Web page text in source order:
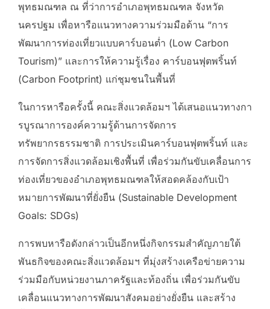
พุทธมณฑล ณ ที่ว่าการอำเภอพุทธมณฑล จังหวัด
นครปฐม เพื่อหารือแนวทางความร่วมมือด้าน “การ
พัฒนาการท่องเที่ยวแบบคาร์บอนต่ำ (Low Carbon
Tourism)” และการให้ความรู้เรื่อง คาร์บอนฟุตพริ้นท์
(Carbon Footprint) แก่ชุมชนในพื้นที่
ในการหารือครั้งนี้ คณะสิ่งแวดล้อมฯ ได้เสนอแนวทางกา
รบูรณาการองค์ความรู้ด้านการจัดการ
ทรัพยากรธรรมชาติ การประเมินคาร์บอนฟุตพริ้นท์ และ
การจัดการสิ่งแวดล้อมเชิงพื้นที่ เพื่อร่วมกันขับเคลื่อนการ
ท่องเที่ยวของอำเภอพุทธมณฑลให้สอดคล้องกับเป้า
หมายการพัฒนาที่ยั่งยืน (Sustainable Development
Goals: SDGs)
การพบหารือดังกล่าวเป็นอีกหนึ่งกิจกรรมสำคัญภายใต้
พันธกิจของคณะสิ่งแวดล้อมฯ ที่มุ่งสร้างเครือข่ายความ
ร่วมมือกับหน่วยงานภาครัฐและท้องถิ่น เพื่อร่วมกันขับ
เคลื่อนแนวทางการพัฒนาสังคมอย่างยั่งยืน และสร้าง